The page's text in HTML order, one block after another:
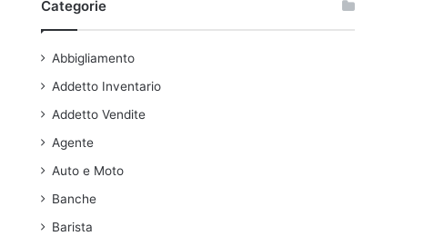
Categorie
Abbigliamento
Addetto Inventario
Addetto Vendite
Agente
Auto e Moto
Banche
Barista